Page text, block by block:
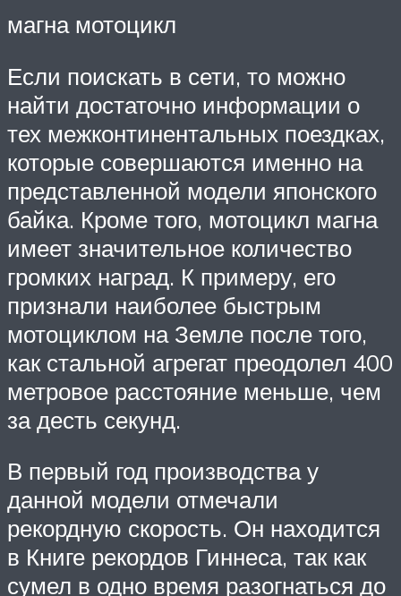
магна мотоцикл
Если поискать в сети, то можно
найти достаточно информации о
тех межконтинентальных поездках,
которые совершаются именно на
представленной модели японского
байка. Кроме того, мотоцикл магна
имеет значительное количество
громких наград. К примеру, его
признали наиболее быстрым
мотоциклом на Земле после того,
как стальной агрегат преодолел 400
метровое расстояние меньше, чем
за десть секунд.
В первый год производства у
данной модели отмечали
рекордную скорость. Он находится
в Книге рекордов Гиннеса, так как
сумел в одно время разогнаться до